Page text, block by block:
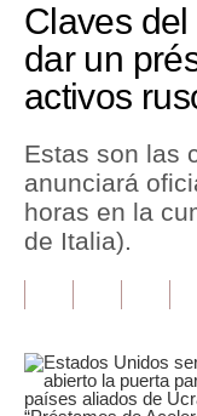
Economía
Mercados
Política
Tu Dinero
Finanzas Personales
Plus G
Claves
dar un
activos
Estas son las
anunciará
horas en la
de Italia).